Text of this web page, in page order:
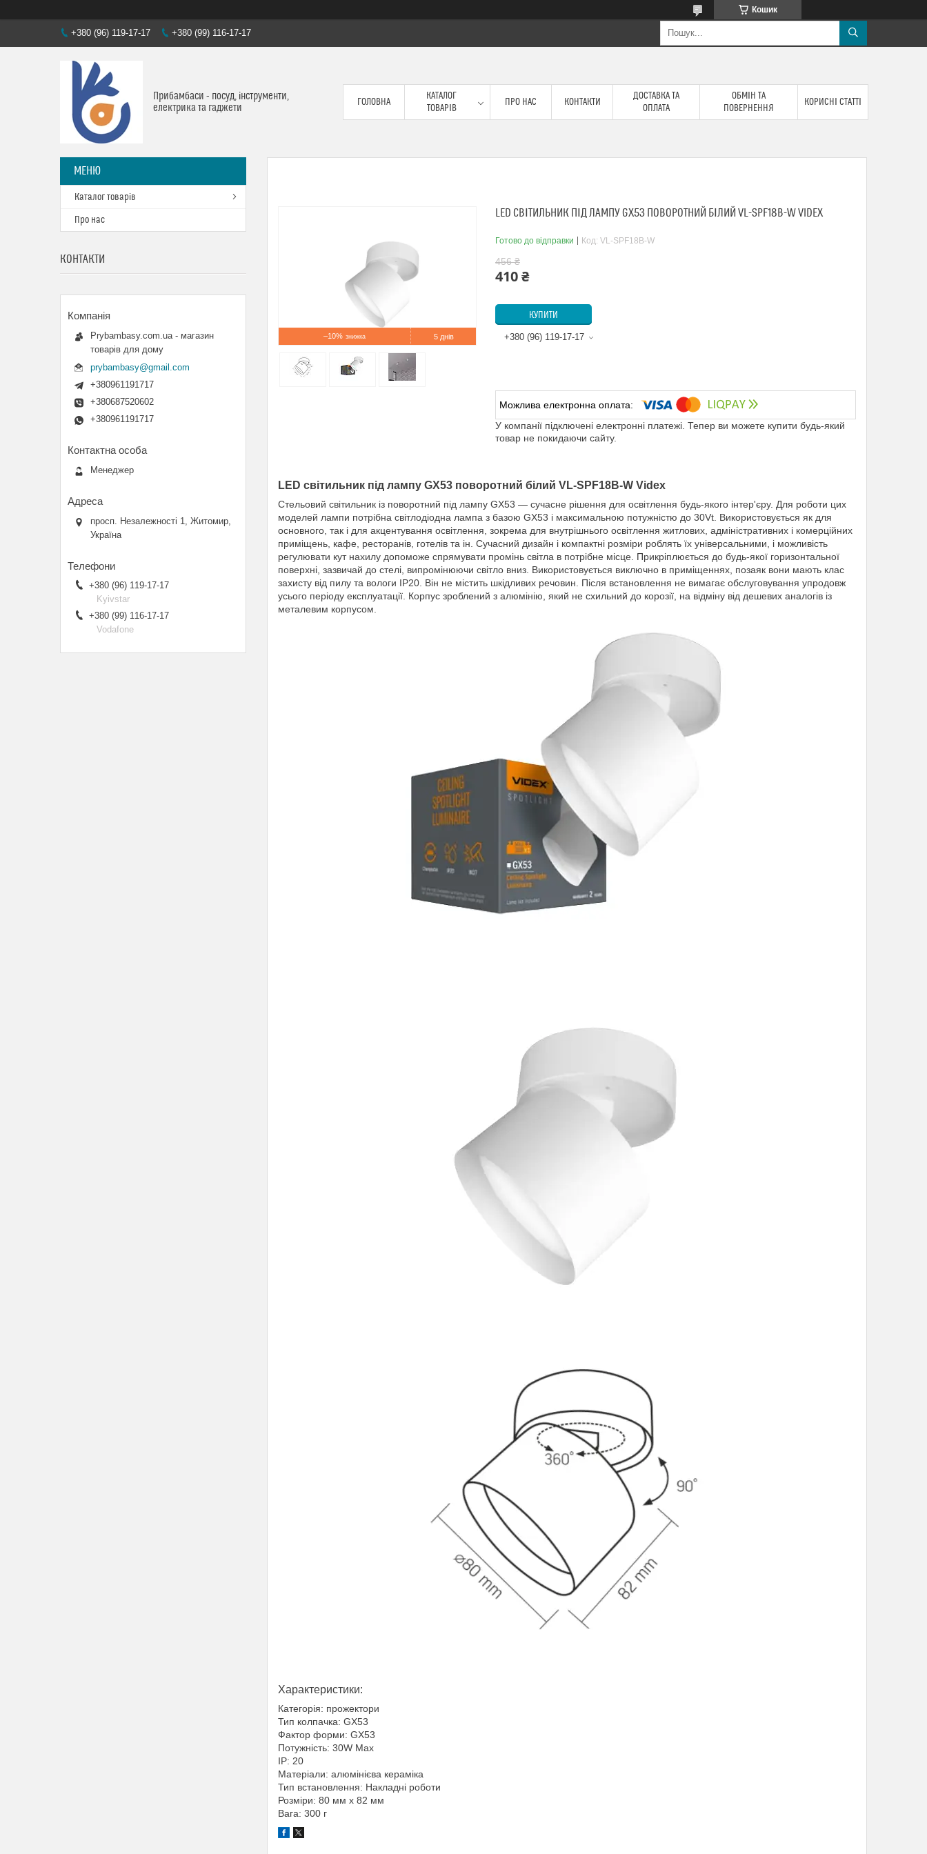
Кошик
+380 (96) 119-17-17 +380 (99) 116-17-17
Прибамбаси - посуд, інструменти,
електрика та гаджети
ГОЛОВНА
КАТАЛОГ
ТОВАРІВ
ПРО НАС КОНТАКТИ
ДОСТАВКА ТА
ОПЛАТА
ОБМІН ТА
ПОВЕРНЕННЯ
КОРИСНІ СТАТТІ
–10% 5 днів
LED СВІТИЛЬНИК ПІД ЛАМПУ GX53 ПОВОРОТНИЙ БІЛИЙ VL-SPF18B-W VIDEX
Готово до відправки Код: VL-SPF18B-W
456 ₴
410 ₴
КУПИТИ
+380 (96) 119-17-17
У компанії підключені електронні платежі. Тепер ви можете купити будь-який
товар не покидаючи сайту.
LED світильник під лампу GX53 поворотний білий VL-SPF18B-W Videx
Стельовий світильник із поворотний під лампу GX53 — сучасне рішення для освітлення будь-якого інтер'єру. Для роботи цих
моделей лампи потрібна світлодіодна лампа з базою GX53 і максимальною потужністю до 30Vt. Використовується як для
основного, так і для акцентування освітлення, зокрема для внутрішнього освітлення житлових, адміністративних і комерційних
приміщень, кафе, ресторанів, готелів та ін. Сучасний дизайн і компактні розміри роблять їх універсальними, і можливість
регулювати кут нахилу допоможе спрямувати промінь світла в потрібне місце. Прикріплюється до будь-якої горизонтальної
поверхні, зазвичай до стелі, випромінюючи світло вниз. Використовується виключно в приміщеннях, позаяк вони мають клас
захисту від пилу та вологи IP20. Він не містить шкідливих речовин. Після встановлення не вимагає обслуговування упродовж
усього періоду експлуатації. Корпус зроблений з алюмінію, який не схильний до корозії, на відміну від дешевих аналогів із
металевим корпусом.
Характеристики:
Категорія: прожектори
Тип колпачка: GX53
Фактор форми: GX53
Потужність: 30W Max
IP: 20
Матеріали: алюмінієва кераміка
Тип встановлення: Накладні роботи
Розміри: 80 мм x 82 мм
Вага: 300 г
Каталог товарів
Про нас
КОНТАКТИ
Prybambasy.com.ua - магазин
товарів для дому
prybambasy@gmail.com
+380961191717
+380687520602
+380961191717
Менеджер
просп. Незалежності 1, Житомир,
Україна
+380 (96) 119-17-17
Kyivstar
+380 (99) 116-17-17
Vodafone